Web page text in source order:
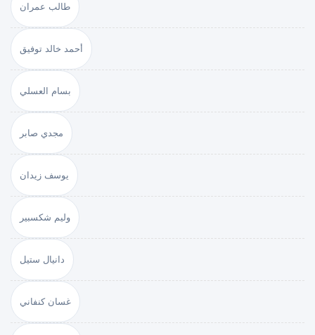
طالب عمران
أحمد خالد توفيق
بسام العسلي
مجدي صابر
يوسف زيدان
وليم شكسبير
دانيال ستيل
غسان كنفاني